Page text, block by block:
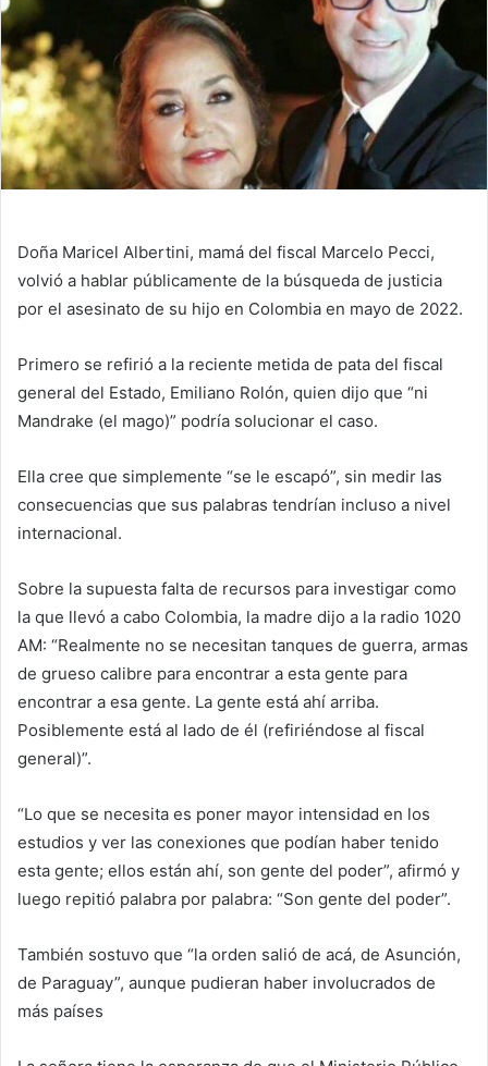
Doña Maricel Albertini, mamá del fiscal Marcelo Pecci,
volvió a hablar públicamente de la búsqueda de justicia
por el asesinato de su hijo en Colombia en mayo de 2022.
Primero se refirió a la reciente metida de pata del fiscal
general del Estado, Emiliano Rolón, quien dijo que “ni
Mandrake (el mago)” podría solucionar el caso.
Ella cree que simplemente “se le escapó”, sin medir las
consecuencias que sus palabras tendrían incluso a nivel
internacional.
Sobre la supuesta falta de recursos para investigar como
la que llevó a cabo Colombia, la madre dijo a la radio 1020
AM: “Realmente no se necesitan tanques de guerra, armas
de grueso calibre para encontrar a esta gente para
encontrar a esa gente. La gente está ahí arriba.
Posiblemente está al lado de él (refiriéndose al fiscal
general)”.
“Lo que se necesita es poner mayor intensidad en los
estudios y ver las conexiones que podían haber tenido
esta gente; ellos están ahí, son gente del poder”, afirmó y
luego repitió palabra por palabra: “Son gente del poder”.
También sostuvo que “la orden salió de acá, de Asunción,
de Paraguay”, aunque pudieran haber involucrados de
más países